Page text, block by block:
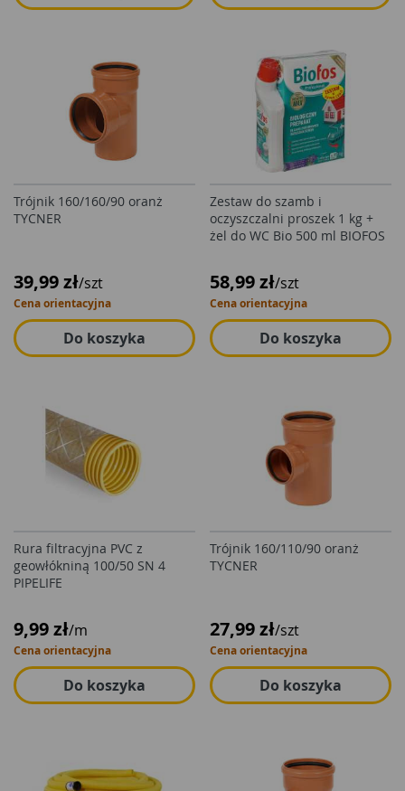
Trójnik 160/160/90 oranż
TYCNER
39,99 zł/szt
Cena orientacyjna
Do koszyka
Zestaw do szamb i
oczyszczalni proszek 1 kg +
żel do WC Bio 500 ml BIOFOS
58,99 zł/szt
Cena orientacyjna
Do koszyka
Rura filtracyjna PVC z
geowłókniną 100/50 SN 4
PIPELIFE
9,99 zł/m
Cena orientacyjna
Do koszyka
Trójnik 160/110/90 oranż
TYCNER
27,99 zł/szt
Cena orientacyjna
Do koszyka